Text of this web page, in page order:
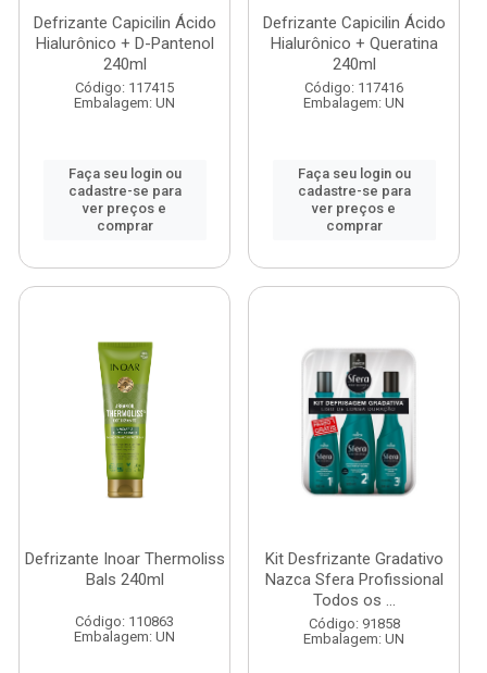
Defrizante Capicilin Ácido
Hialurônico + D-Pantenol
240ml
Código: 117415
Embalagem: UN
Faça seu login ou
cadastre-se para
ver preços e
comprar
Defrizante Capicilin Ácido
Hialurônico + Queratina
240ml
Código: 117416
Embalagem: UN
Faça seu login ou
cadastre-se para
ver preços e
comprar
Defrizante Inoar Thermoliss
Bals 240ml
Código: 110863
Embalagem: UN
Kit Desfrizante Gradativo
Nazca Sfera Profissional
Todos os ...
Código: 91858
Embalagem: UN